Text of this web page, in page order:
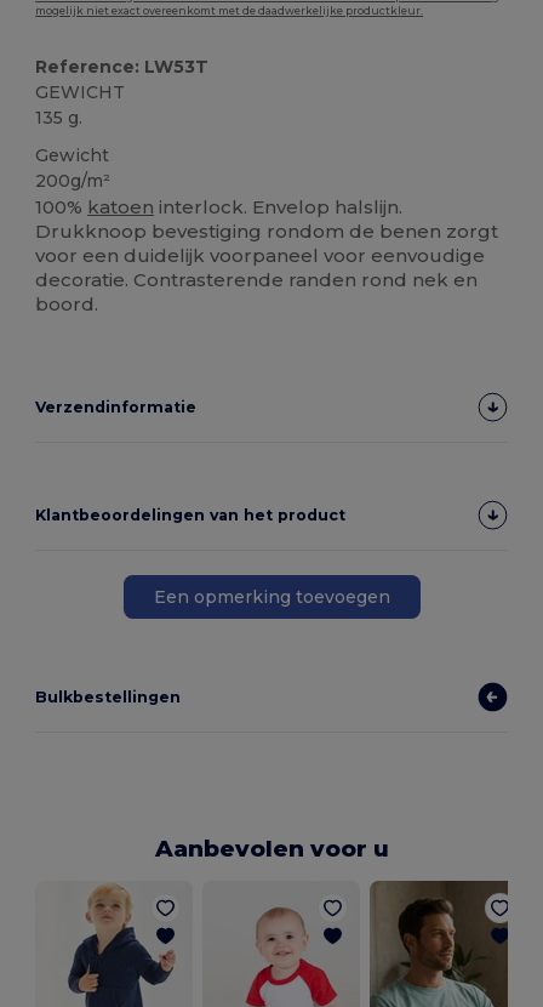
mogelijk niet exact overeenkomt met de daadwerkelijke productkleur.
Reference: LW53T
GEWICHT
135 g.
Gewicht
200g/m²
100% katoen interlock. Envelop halslijn.
Drukknoop bevestiging rondom de benen zorgt
voor een duidelijk voorpaneel voor eenvoudige
decoratie. Contrasterende randen rond nek en
boord.
Verzendinformatie
Klantbeoordelingen van het product
Een opmerking toevoegen
Bulkbestellingen
Aanbevolen voor u